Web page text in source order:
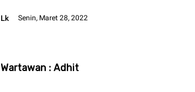
Lk Senin, Maret 28, 2022
Wartawan : Adhit